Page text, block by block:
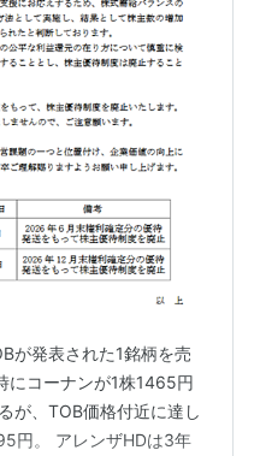
が発表された1銘柄を売
にコーナンが1株1465円
が、TOB価格付近に達し
円。 アレンザHDは3年